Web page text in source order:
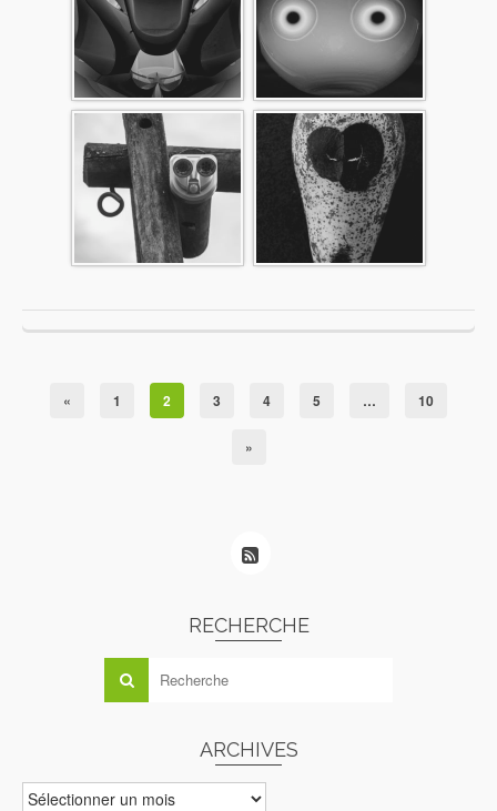
« 1 2 3 4 5 … 10
»
RECHERCHE
ARCHIVES
ARCHIVES